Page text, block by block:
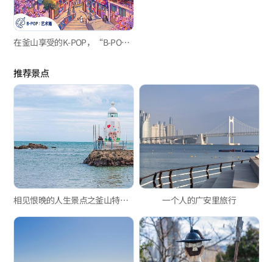
在釜山享受的K-POP，“B-POP”‘艺术’路线
推荐景点
相见恨晚的人生景点之釜山特色灯塔篇 一个人的广安里旅行